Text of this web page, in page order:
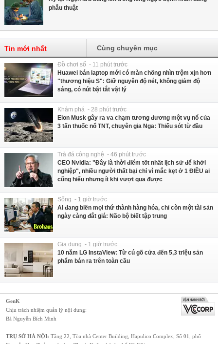
phẫu thuật
Tin mới nhất Cùng chuyên mục
Đồ chơi số - 11 phút trước
Huawei bán laptop mới có màn chống nhìn trộm xịn hơn
"thương hiệu S": Giữ nguyên độ nét, không giảm độ
sáng, có nút bật tắt vật lý
Khám phá - 28 phút trước
Elon Musk gây ra va chạm tương đương một vụ nổ của
3 tấn thuốc nổ TNT, chuyên gia Nga: Thiếu sót từ đầu
Trà đá công nghệ - 46 phút trước
CEO Nvidia: "Đây là thời điểm tốt nhất lịch sử để khởi
nghiệp", nhiều người thất bại chỉ vì mắc kẹt ở 1 ĐIỀU ai
cũng hiểu nhưng ít khi vượt qua được
Sống - 1 giờ trước
AI đang biến mọi thứ thành hàng hóa, chỉ còn một tài sản
ngày càng đắt giá: Não bộ biết tập trung
Gia dụng - 1 giờ trước
10 năm LG InstaView: Từ cú gõ cửa đến 5,3 triệu sản
phẩm bán ra trên toàn cầu
GenK
Chịu trách nhiệm quản lý nội dung:
Bà Nguyễn Bích Minh
TRỤ SỞ HÀ NỘI: Tầng 22, Tòa nhà Center Building, Hapulico Complex, Số 01, phố